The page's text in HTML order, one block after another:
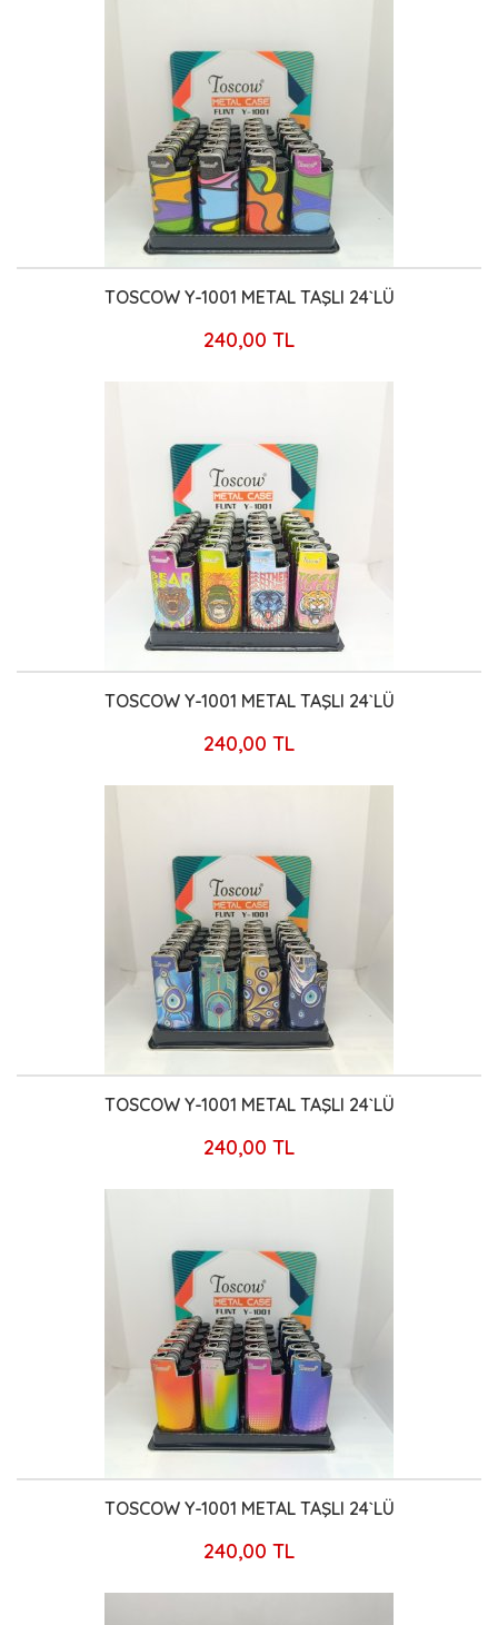
TOSCOW Y-1001 METAL TAŞLI 24`LÜ
240,00 TL
TOSCOW Y-1001 METAL TAŞLI 24`LÜ
240,00 TL
TOSCOW Y-1001 METAL TAŞLI 24`LÜ
240,00 TL
TOSCOW Y-1001 METAL TAŞLI 24`LÜ
240,00 TL